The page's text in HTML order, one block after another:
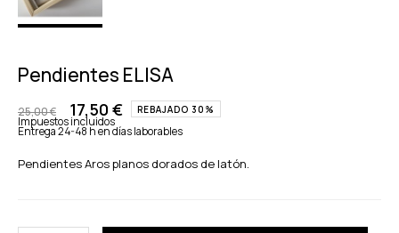
Pendientes ELISA
25,00 € 17,50 € REBAJADO 30%
Impuestos incluidos
Entrega 24-48 h en días laborables
Pendientes Aros planos dorados de latón.